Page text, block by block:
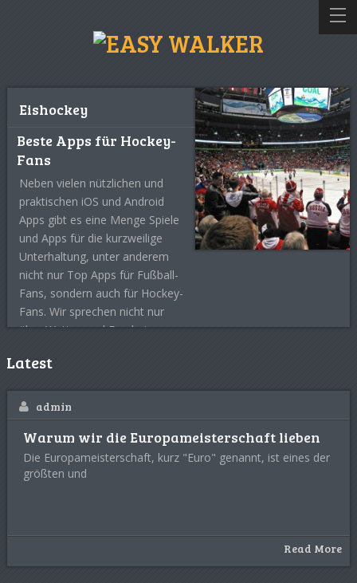
Eishockey
Beste Apps für Hockey-
Fans
Neben vielen nützlichen und
praktischen iOS und Android
Apps gibt es eine Menge Spiele
und Apps für die kurzweilige
Unterhaltung, unter anderem
nicht nur Top Apps für Fußball-
Fans, sondern auch für Hockey-
Fans. Wir sprechen nicht nur
über Wetten und Ergebnis-
wirklich beliebt sind. Wenn
Latest
admin
Warum wir die Europameisterschaft lieben
Die Europameisterschaft, kurz "Euro" genannt, ist eines der
größten und
Read More